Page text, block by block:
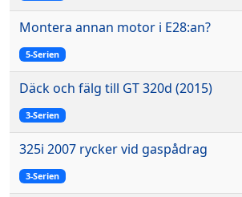
Montera annan motor i E28:an?
5-Serien
Däck och fälg till GT 320d (2015)
3-Serien
325i 2007 rycker vid gaspådrag
3-Serien